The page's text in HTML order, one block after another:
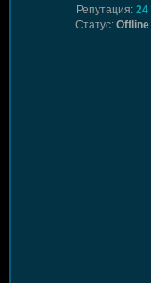
Репутация: 24
Статус: Offline